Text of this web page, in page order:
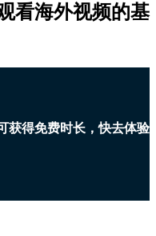
看海外视频的基
获得免费时长，快去体验